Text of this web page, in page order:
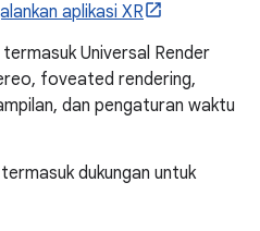
aplikasi XR
termasuk Universal Render
foveated rendering,
dan pengaturan waktu
dukungan untuk